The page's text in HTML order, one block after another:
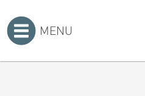
MENU